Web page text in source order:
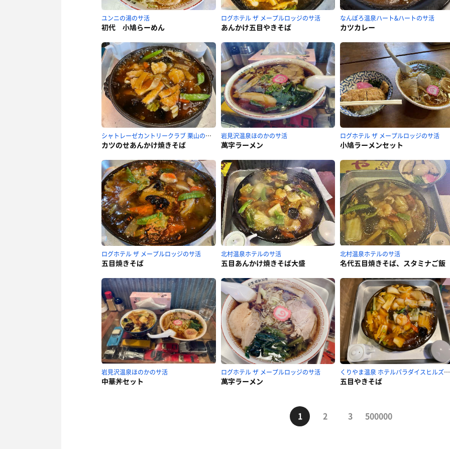
ユンニの湯のサ活
初代 小鳩らーめん
ログホテル ザ メープルロッジのサ活
あんかけ五目やきそば
なんぽろ温泉ハート&ハートのサ活
カツカレー
シャトレーゼカントリークラブ 栗山のサ活
カツのせあんかけ焼きそば
岩見沢温泉ほのかのサ活
萬字ラーメン
ログホテル ザ メープルロッジのサ活
小鳩ラーメンセット
ログホテル ザ メープルロッジのサ活
五目焼きそば
北村温泉ホテルのサ活
五目あんかけ焼きそば大盛
北村温泉ホテルのサ活
名代五目焼きそば、スタミナご飯
岩見沢温泉ほのかのサ活
中華丼セット
ログホテル ザ メープルロッジのサ活
萬字ラーメン
くりやま温泉 ホテルパラダイスヒルズのサ活
五目やきそば
1 2 3 500000